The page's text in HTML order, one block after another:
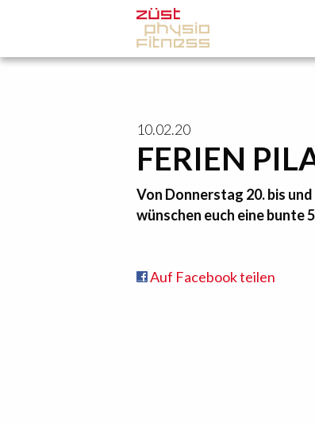
10.02.20
FERIEN
Von Donnerstag 20. bis
wünschen euch eine bunte
Auf Facebook teilen